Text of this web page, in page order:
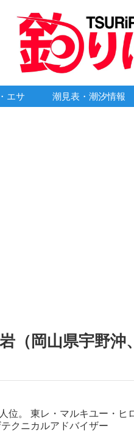
エサ 潮見表・潮汐情報
（岡山県宇野沖
位。 東レ・マルキユー・ヒ
クニカルアドバイザー